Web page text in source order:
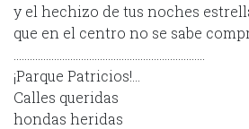
y el hechizo de tus noches
que en el centro no se sabe
¡Parque Patricios!…
Calles queridas
hondas heridas